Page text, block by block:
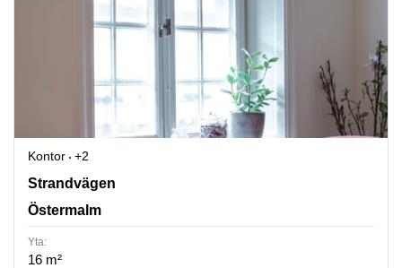
Kontor
+2
Strandvägen 7, Östermalm
Strandvägen
Östermalm
Yta:
16 m²